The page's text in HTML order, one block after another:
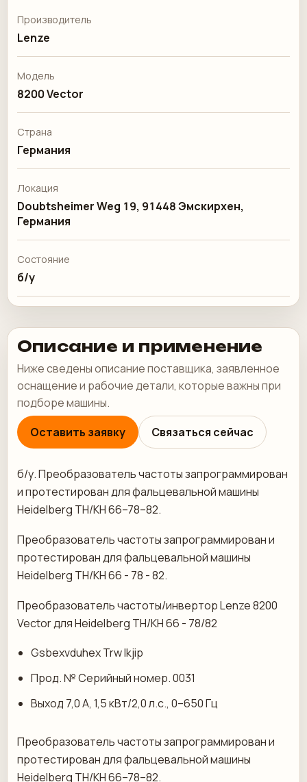
Производитель
Lenze
Модель
8200 Vector
Страна
Германия
Локация
Doubtsheimer Weg 19, 91448 Эмскирхен,
Германия
Состояние
б/у
Описание и применение
Ниже сведены описание поставщика, заявленное
оснащение и рабочие детали, которые важны при
подборе машины.
Оставить заявку
Связаться сейчас
б/у. Преобразователь частоты запрограммирован
и протестирован для фальцевальной машины
Heidelberg TH/KH 66–78–82.
Преобразователь частоты запрограммирован и
протестирован для фальцевальной машины
Heidelberg TH/KH 66 - 78 - 82.
Преобразователь частоты/инвертор Lenze 8200
Vector для Heidelberg TH/KH 66 - 78/82
Gsbexvduhex Trw Ikjip
Прод. № Серийный номер. 0031
Выход 7,0 А, 1,5 кВт/2,0 л.с., 0–650 Гц
Преобразователь частоты запрограммирован и
протестирован для фальцевальной машины
Heidelberg TH/KH 66–78–82.